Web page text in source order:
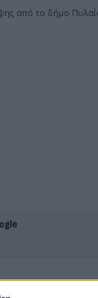
από το δήμο